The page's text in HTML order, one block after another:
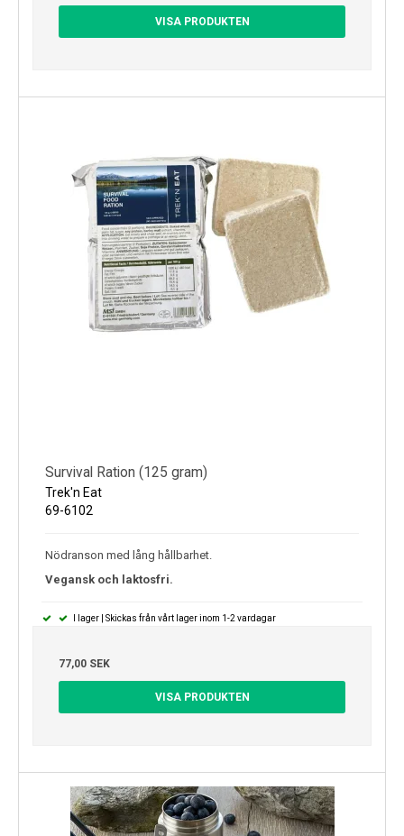
VISA PRODUKTEN
Survival Ration (125 gram)
Trek'n Eat
69-6102
Nödranson med lång hållbarhet.
Vegansk och laktosfri.
I lager | Skickas från vårt lager inom 1-2 vardagar
77,00 SEK
VISA PRODUKTEN